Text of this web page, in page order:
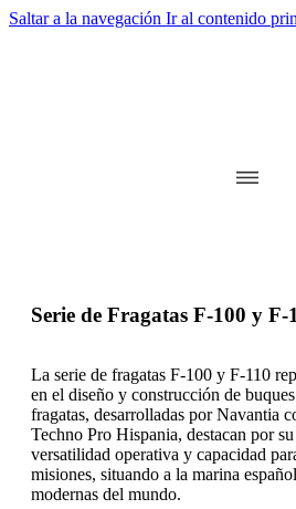
Saltar a la navegación Ir al contenido
Serie de Fragatas F-100 y F-
La serie de fragatas F-100 y F-110
en el diseño y construcción de
fragatas, desarrolladas por Navantia
Techno Pro Hispania, destacan por
versatilidad operativa y capacidad
misiones, situando a la marina
modernas del mundo.